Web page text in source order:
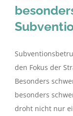
den Fokus der
Besonders
besonders
droht nicht nur